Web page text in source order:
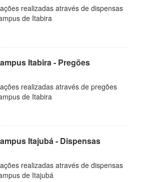
realizadas através de dispensas
de Itabira
Itabira - Pregões
realizadas através de pregões
de Itabira
Itajubá - Dispensas
realizadas através de dispensas
de Itajubá